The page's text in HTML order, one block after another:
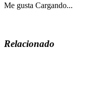
Me gusta Cargando...
Relacionado